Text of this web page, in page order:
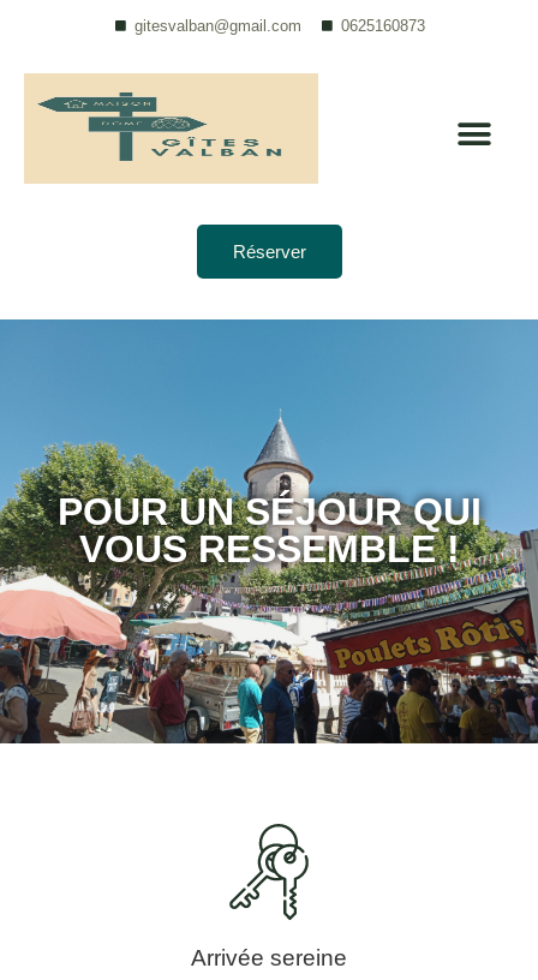
gitesvalban@gmail.com 0625160873
Réserver
POUR UN SÉJOUR QUI
VOUS RESSEMBLE !
Arrivée sereine